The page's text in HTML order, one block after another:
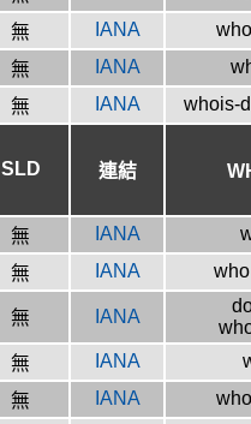
無 IANA
無 IANA
無 IANA whois-
SLD 連結
無 IANA
無 IANA
無 IANA
無 IANA
無 IANA